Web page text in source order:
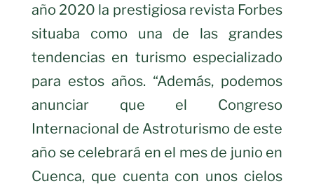
año 2020 la prestigiosa revista Forbes
situaba como una de las grandes
tendencias en turismo especializado
para estos años. “Además, podemos
anunciar que el Congreso
Internacional de Astroturismo de este
año se celebrará en el mes de junio en
Cuenca, que cuenta con unos cielos